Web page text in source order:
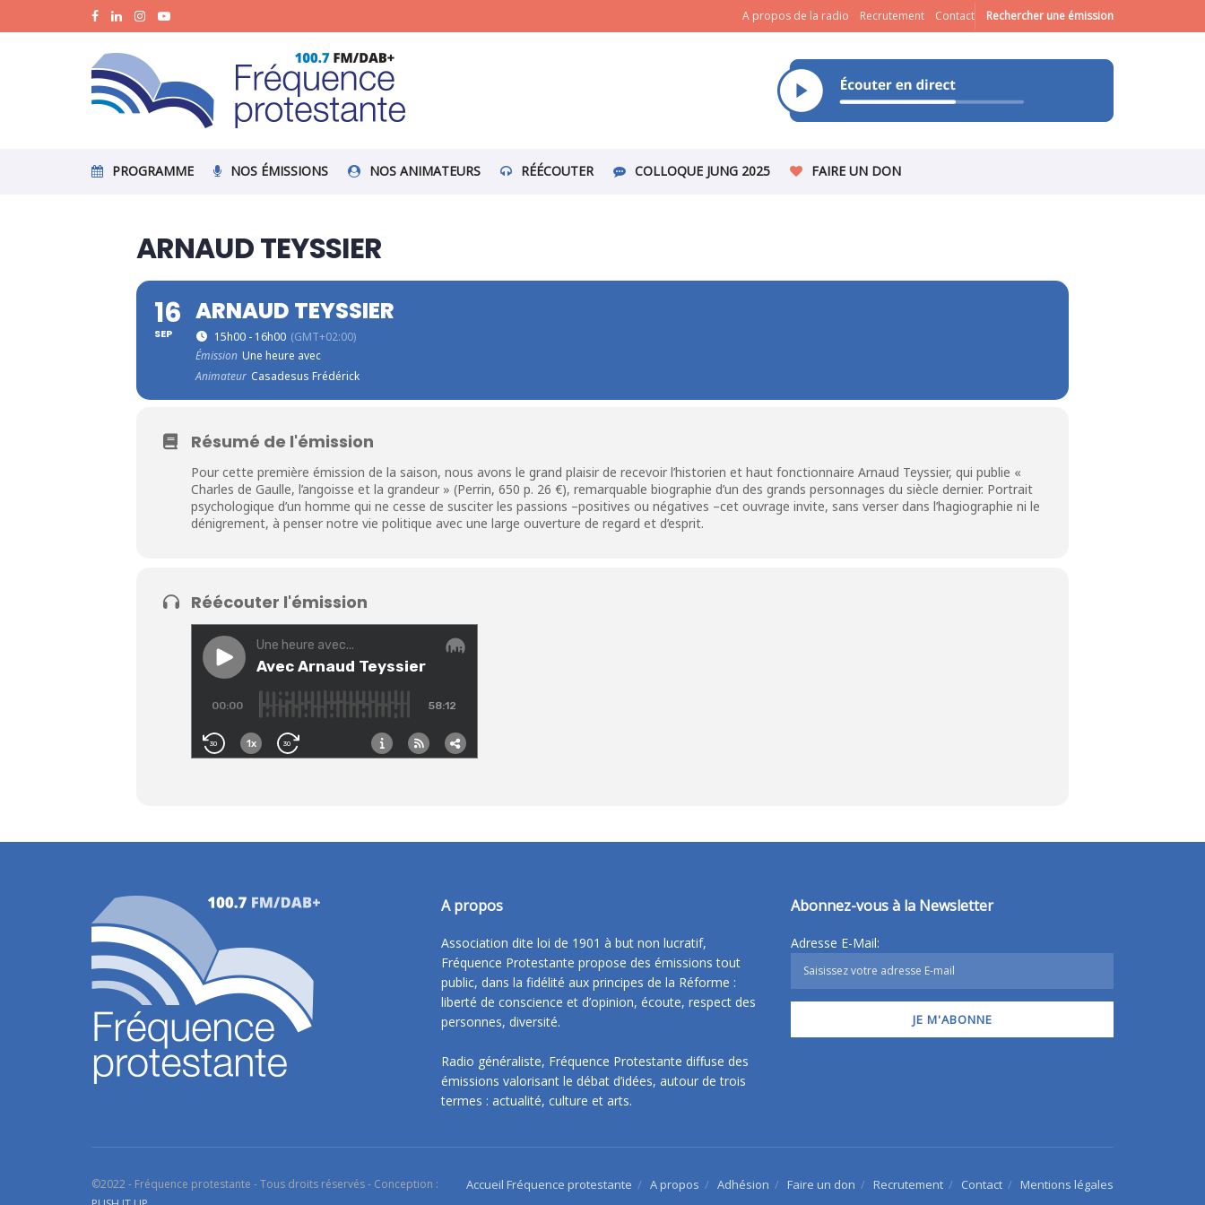
A propos de la radio Recrutement Contact Rechercher une émission
PROGRAMME NOS ÉMISSIONS NOS ANIMATEURS RÉÉCOUTER COLLOQUE JUNG 2025 FAIRE UN DON
ARNAUD TEYSSIER
16
SEP
ARNAUD TEYSSIER
15h00 - 16h00 (GMT+02:00)
Émission Une heure avec
Animateur Casadesus Frédérick
Résumé de l'émission
Pour cette première émission de la saison, nous avons le grand plaisir de recevoir l’historien et haut fonctionnaire Arnaud Teyssier, qui publie «
Charles de Gaulle, l’angoisse et la grandeur » (Perrin, 650 p. 26 €), remarquable biographie d’un des grands personnages du siècle dernier. Portrait
psychologique d’un homme qui ne cesse de susciter les passions –positives ou négatives –cet ouvrage invite, sans verser dans l’hagiographie ni le
dénigrement, à penser notre vie politique avec une large ouverture de regard et d’esprit.
Réécouter l'émission
A propos
Association dite loi de 1901 à but non lucratif,
Fréquence Protestante propose des émissions tout
public, dans la fidélité aux principes de la Réforme :
liberté de conscience et d’opinion, écoute, respect des
personnes, diversité.
Radio généraliste, Fréquence Protestante diffuse des
émissions valorisant le débat d’idées, autour de trois
termes : actualité, culture et arts.
Abonnez-vous à la Newsletter
Adresse E-Mail:
Accueil Fréquence protestante A propos Adhésion Faire un don Recrutement Contact Mentions légales
©2022 - Fréquence protestante - Tous droits réservés - Conception :